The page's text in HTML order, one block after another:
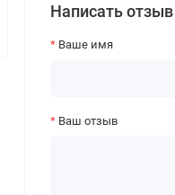
Написать отзыв
Ваше имя
Ваш отзыв